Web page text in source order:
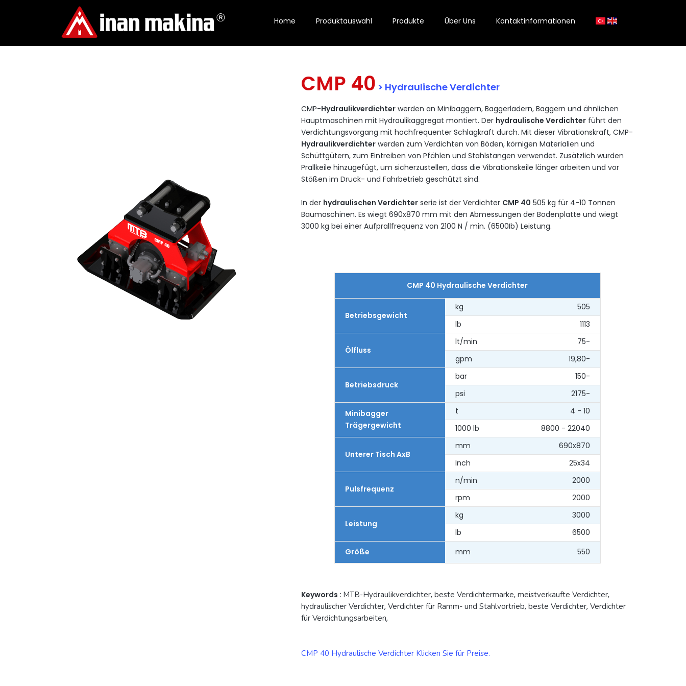
Home Produktauswahl Produkte Über Uns Kontaktinformationen
CMP 40 > Hydraulische Verdichter
CMP-Hydraulikverdichter werden an Minibaggern, Baggerladern, Baggern und ähnlichen
Hauptmaschinen mit Hydraulikaggregat montiert. Der hydraulische Verdichter führt den
Verdichtungsvorgang mit hochfrequenter Schlagkraft durch. Mit dieser Vibrationskraft, CMP-
Hydraulikverdichter werden zum Verdichten von Böden, körnigen Materialien und
Schüttgütern, zum Eintreiben von Pfählen und Stahlstangen verwendet. Zusätzlich wurden
Prallkeile hinzugefügt, um sicherzustellen, dass die Vibrationskeile länger arbeiten und vor
Stößen im Druck- und Fahrbetrieb geschützt sind.
In der hydraulischen Verdichterserie ist der Verdichter CMP 40 505 kg für4-10 Tonnen
Baumaschinen. Es wiegt 690x870 mm mit den Abmessungen der Bodenplatte und wiegt
3000 kg bei einer Aufprallfrequenz von 2100 N / min. (6500Ib) Leistung.
CMP 40 Hydraulische Verdichter
Betriebsgewicht
kg
505
lb
1113
Ölfluss
lt/min
75-
gpm
19,80-
Betriebsdruck
bar
150-
psi
2175-
Minibagger
Trägergewicht
t
4 - 10
1000 lb
8800 - 22040
Unterer Tisch AxB
mm
690x870
Inch
25x34
Pulsfrequenz
n/min
2000
rpm
2000
Leistung
kg
3000
lb
6500
Größe
mm 550
Keywords : MTB-Hydraulikverdichter, beste Verdichtermarke, meistverkaufte Verdichter,
hydraulischer Verdichter, Verdichter für Ramm- und Stahlvortrieb, beste Verdichter, Verdichter
für Verdichtungsarbeiten,
CMP 40 Hydraulische Verdichter Klicken Sie für Preise.